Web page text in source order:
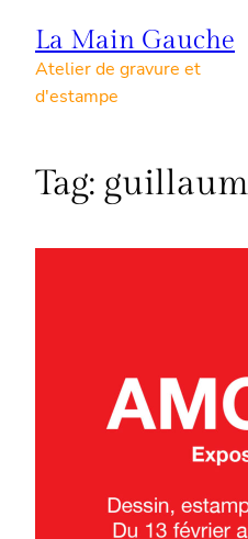
Skip
content
La Main Gauche
Atelier de gravure et
d'estampe
Tag: